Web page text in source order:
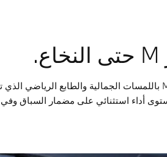
أداء استثنائي على مضمار السباق وفي